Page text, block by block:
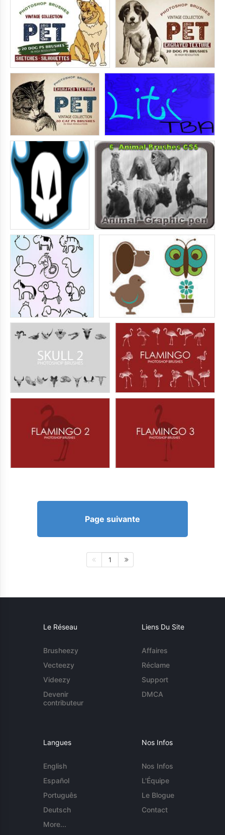
Page suivante
1
Le Réseau
Brusheezy
Vecteezy
Videezy
Devenir
contributeur
Liens Du Site
Affaires
Réclame
Support
DMCA
Langues
English
Español
Português
Deutsch
More...
Nos Infos
Nos Infos
L'Équipe
Le Blogue
Contact